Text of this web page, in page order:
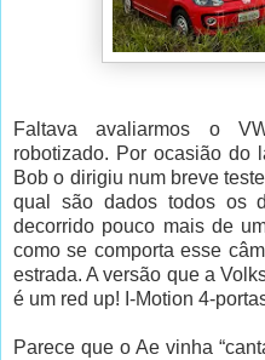
Faltava avaliarmos o
robotizado. Por ocasião do
Bob o dirigiu num breve
qual são dados todos os
decorrido pouco mais de
como se comporta esse
estrada. A versão que a
é um red up! I-Motion 4-
Parece que o Ae vinha